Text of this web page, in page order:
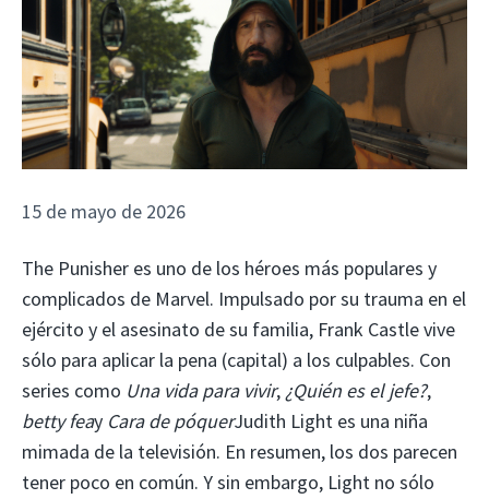
15 de mayo de 2026
The Punisher es uno de los héroes más populares y
complicados de Marvel. Impulsado por su trauma en el
ejército y el asesinato de su familia, Frank Castle vive
sólo para aplicar la pena (capital) a los culpables. Con
series como Una vida para vivir, ¿Quién es el jefe?,
betty feay Cara de póquerJudith Light es una niña
mimada de la televisión. En resumen, los dos parecen
tener poco en común. Y sin embargo, Light no sólo